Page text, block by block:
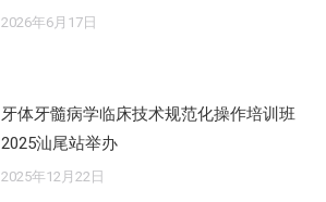
2026年6月17日
牙体牙髓病学临床技术规范化操作培训班
2025汕尾站举办
2025年12月22日